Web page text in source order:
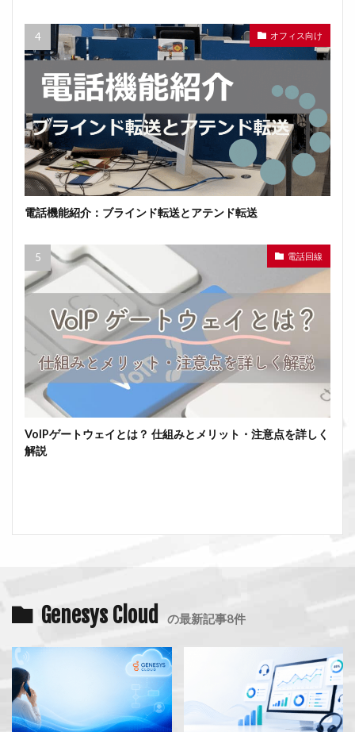
オフィス向け
電話機能紹介：ブラインド転送とアテンド転送
電話回線
VoIPゲートウェイとは？ 仕組みとメリット・注意点を詳しく
解説
Genesys Cloud の最新記事8件